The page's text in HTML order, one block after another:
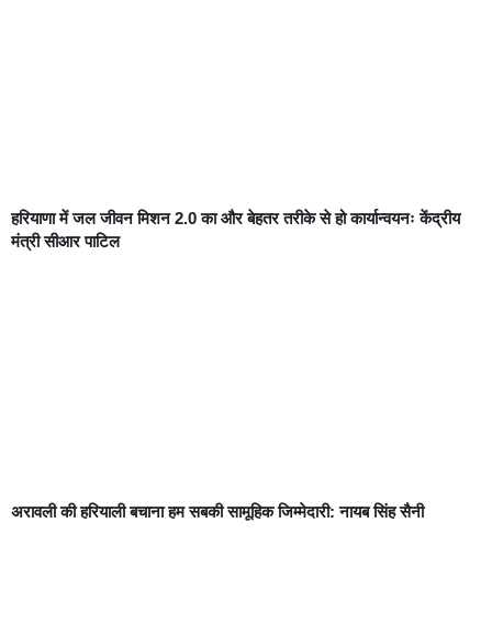
हरियाणा में जल जीवन मिशन 2.0 का और बेहतर तरीके से हो कार्यान्वयनः केंद्रीय
मंत्री सीआर पाटिल
अरावली की हरियाली बचाना हम सबकी सामूहिक जिम्मेदारी: नायब सिंह सैनी